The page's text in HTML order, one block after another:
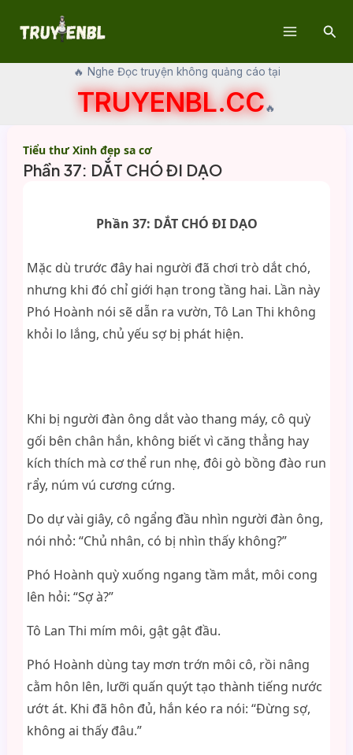
🔥 Nghe Đọc truyện không quảng cáo tại
TRUYENBL.CC🔥
Tiểu thư Xinh đẹp sa cơ
Phần 37: DẮT CHÓ ĐI DẠO
Phần 37: DẮT CHÓ ĐI DẠO
Mặc dù trước đây hai người đã chơi trò dắt chó,
nhưng khi đó chỉ giới hạn trong tầng hai. Lần này
Phó Hoành nói sẽ dẫn ra vườn, Tô Lan Thi không
khỏi lo lắng, chủ yếu sợ bị phát hiện.
Khi bị người đàn ông dắt vào thang máy, cô quỳ
gối bên chân hắn, không biết vì căng thẳng hay
kích thích mà cơ thể run nhẹ, đôi gò bồng đào run
rẩy, núm vú cương cứng.
Do dự vài giây, cô ngẩng đầu nhìn người đàn ông,
nói nhỏ: “Chủ nhân, có bị nhìn thấy không?”
Phó Hoành quỳ xuống ngang tầm mắt, môi cong
lên hỏi: “Sợ à?”
Tô Lan Thi mím môi, gật gật đầu.
Phó Hoành dùng tay mơn trớn môi cô, rồi nâng
cằm hôn lên, lưỡi quấn quýt tạo thành tiếng nước
ướt át. Khi đã hôn đủ, hắn kéo ra nói: “Đừng sợ,
không ai thấy đâu.”